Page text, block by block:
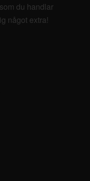
du handlar
något extra!